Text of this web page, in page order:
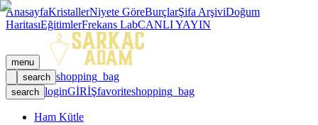
AnasayfaKristallerNiyete GöreBurçlarŞifa ArşiviDoğum
HaritasıEğitimlerFrekans LabCANLI YAYIN
menu
search shopping_bag
search loginGİRİŞfavoriteshopping_bag
Ham Kütle